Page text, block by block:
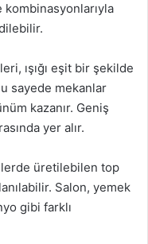
kombinasyonlarıyla
ışığı eşit bir şekilde
sayede mekanlar
kazanır. Geniş
yer alır.
üretilebilen top
Salon, yemek
gibi farklı